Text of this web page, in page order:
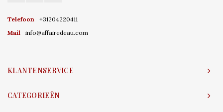
Telefoon
+31204220411
Mail
info@affairedeau.com
KLANTENSERVICE
CATEGORIEËN